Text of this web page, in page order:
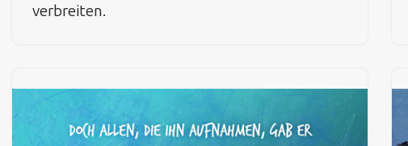
verbreiten.